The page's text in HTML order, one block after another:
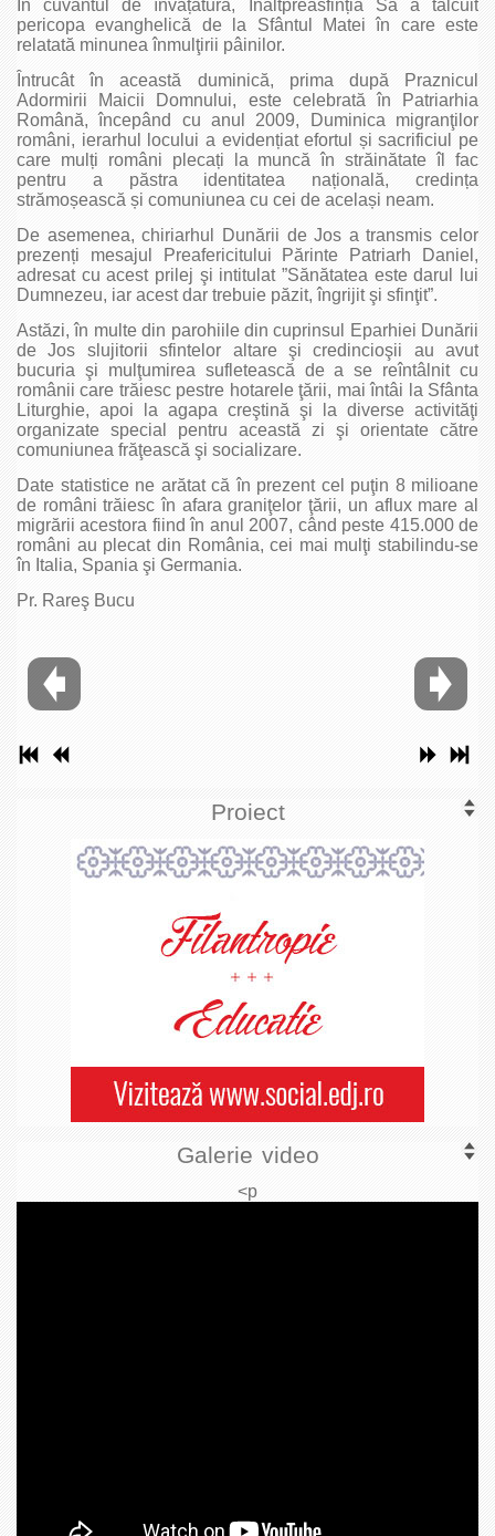
În cuvântul de învățătură, Înaltpreasfinția Sa a tâlcuit
pericopa evanghelică de la Sfântul Matei în care este
relatată minunea înmulţirii pâinilor.
Întrucât în această duminică, prima după Praznicul
Adormirii Maicii Domnului, este celebrată în Patriarhia
Română, începând cu anul 2009, Duminica migranţilor
români, ierarhul locului a evidențiat efortul și sacrificiul pe
care mulți români plecați la muncă în străinătate îl fac
pentru a păstra identitatea națională, credința
strămoșească și comuniunea cu cei de același neam.
De asemenea, chiriarhul Dunării de Jos a transmis celor
prezenți mesajul Preafericitului Părinte Patriarh Daniel,
adresat cu acest prilej şi intitulat ”Sănătatea este darul lui
Dumnezeu, iar acest dar trebuie păzit, îngrijit şi sfinţit”.
Astăzi, în multe din parohiile din cuprinsul Eparhiei Dunării
de Jos slujitorii sfintelor altare şi credincioşii au avut
bucuria şi mulţumirea sufletească de a se reîntâlnit cu
românii care trăiesc pestre hotarele ţării, mai întâi la Sfânta
Liturghie, apoi la agapa creştină şi la diverse activităţi
organizate special pentru această zi şi orientate către
comuniunea frăţească şi socializare.
Date statistice ne arătat că în prezent cel puţin 8 milioane
de români trăiesc în afara graniţelor ţării, un aflux mare al
migrării acestora fiind în anul 2007, când peste 415.000 de
români au plecat din România, cei mai mulţi stabilindu-se
în Italia, Spania şi Germania.
Pr. Rareş Bucu
Proiect
Galerie video
<p